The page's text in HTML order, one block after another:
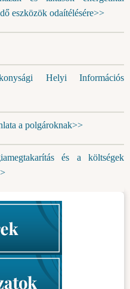
eszközök odaítélésére>>
Helyi Információs
a polgároknak>>
és a költségek